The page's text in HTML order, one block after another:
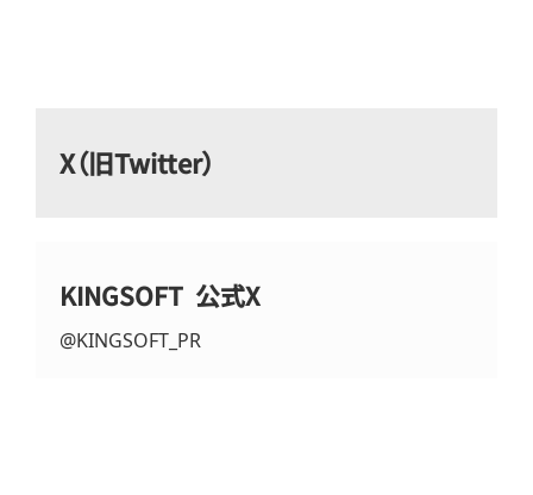
X（旧Twitter）
KINGSOFT 公式X
@KINGSOFT_PR